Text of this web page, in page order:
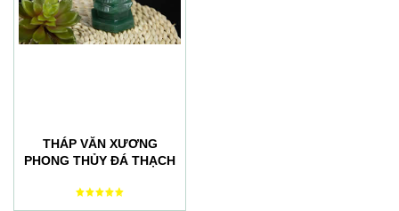
THÁP VĂN XƯƠNG
PHONG THỦY ĐÁ THẠCH